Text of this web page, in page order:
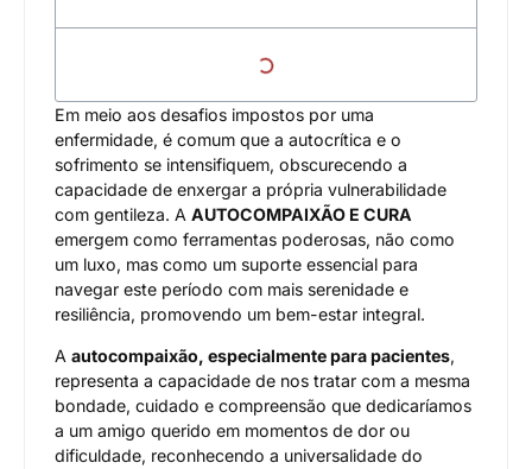
Em meio aos desafios impostos por uma
enfermidade, é comum que a autocrítica e o
sofrimento se intensifiquem, obscurecendo a
capacidade de enxergar a própria vulnerabilidade
com gentileza. A AUTOCOMPAIXÃO E CURA
emergem como ferramentas poderosas, não como
um luxo, mas como um suporte essencial para
navegar este período com mais serenidade e
resiliência, promovendo um bem-estar integral.
A autocompaixão, especialmente para pacientes,
representa a capacidade de nos tratar com a mesma
bondade, cuidado e compreensão que dedicaríamos
a um amigo querido em momentos de dor ou
dificuldade, reconhecendo a universalidade do